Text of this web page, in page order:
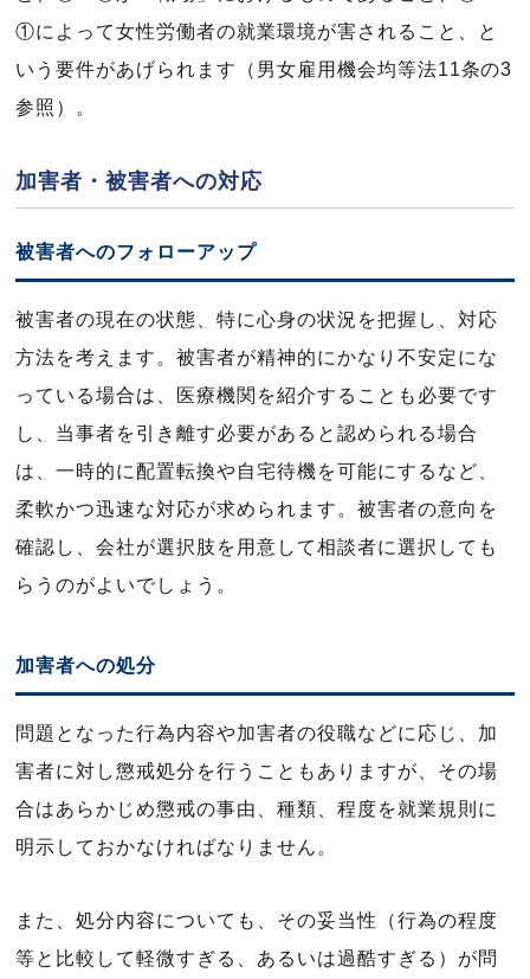
①によって女性労働者の就業環境が害されること、と
いう要件があげられます（男女雇用機会均等法11条の3
参照）。
加害者・被害者への対応
被害者へのフォローアップ
被害者の現在の状態、特に心身の状況を把握し、対応
方法を考えます。被害者が精神的にかなり不安定にな
っている場合は、医療機関を紹介することも必要です
し、当事者を引き離す必要があると認められる場合
は、一時的に配置転換や自宅待機を可能にするなど、
柔軟かつ迅速な対応が求められます。被害者の意向を
確認し、会社が選択肢を用意して相談者に選択しても
らうのがよいでしょう。
加害者への処分
問題となった行為内容や加害者の役職などに応じ、加
害者に対し懲戒処分を行うこともありますが、その場
合はあらかじめ懲戒の事由、種類、程度を就業規則に
明示しておかなければなりません。
また、処分内容についても、その妥当性（行為の程度
等と比較して軽微すぎる、あるいは過酷すぎる）が問